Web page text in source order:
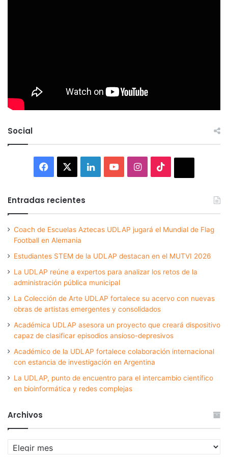
Social
Facebook LinkedInYouTubeInstagram
Entradas recientes
Coach de Escuelas Aztecas UDLAP jugará el Mundial de Flag
Football en Alemania
Estudiantes STEM de la UDLAP destacan en el MUTVI 2026
La UDLAP reúne a expertos para analizar los retos de la
administración pública municipal
La Colección de Arte UDLAP fortalece su acervo con nuevas
obras de artistas emergentes y consolidados
Académica UDLAP asesora un proyecto que creará dispositivo
capaz de clasificar episodios ansioso-depresivos
Académico de la UDLAP fortalece colaboración internacional
con estancia de investigación en Argentina
La UDLAP, punto de encuentro para el intercambio científico
en bioinformática y redes complejas
Archivos
Archivos